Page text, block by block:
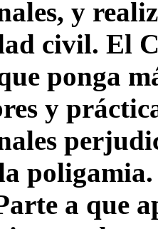
y
civil. El
ponga
y
a que